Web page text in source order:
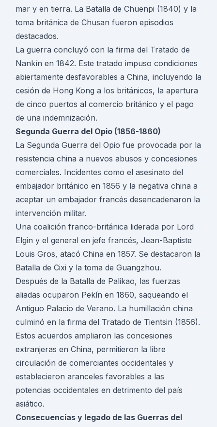
mar y en tierra. La Batalla de Chuenpi (1840) y la
toma británica de Chusan fueron episodios
destacados.
La guerra concluyó con la firma del Tratado de
Nankín en 1842. Este tratado impuso condiciones
abiertamente desfavorables a China, incluyendo la
cesión de Hong Kong a los británicos, la apertura
de cinco puertos al comercio británico y el pago
de una indemnización.
Segunda Guerra del Opio (1856-1860)
La Segunda Guerra del Opio fue provocada por la
resistencia china a nuevos abusos y concesiones
comerciales. Incidentes como el asesinato del
embajador británico en 1856 y la negativa china a
aceptar un embajador francés desencadenaron la
intervención militar.
Una coalición franco-británica liderada por Lord
Elgin y el general en jefe francés, Jean-Baptiste
Louis Gros, atacó China en 1857. Se destacaron la
Batalla de Cixi y la toma de Guangzhou.
Después de la Batalla de Palikao, las fuerzas
aliadas ocuparon Pekín en 1860, saqueando el
Antiguo Palacio de Verano. La humillación china
culminó en la firma del Tratado de Tientsin (1856).
Estos acuerdos ampliaron las concesiones
extranjeras en China, permitieron la libre
circulación de comerciantes occidentales y
establecieron aranceles favorables a las
potencias occidentales en detrimento del país
asiático.
Consecuencias y legado de las Guerras del